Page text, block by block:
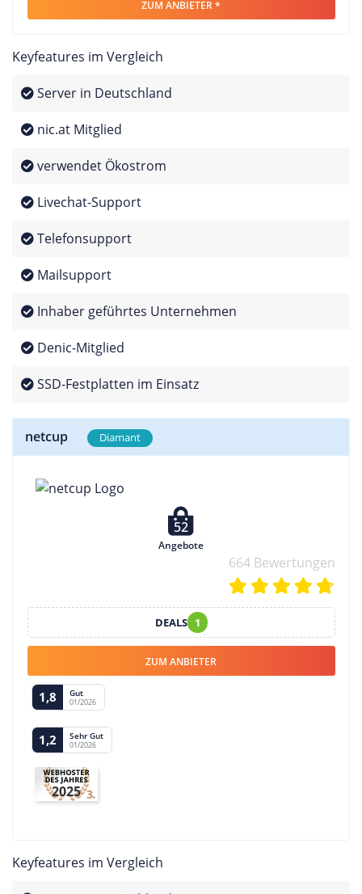
ZUM ANBIETER *
Keyfeatures im Vergleich
Server in Deutschland
nic.at Mitglied
verwendet Ökostrom
Livechat-Support
Telefonsupport
Mailsupport
Inhaber geführtes Unternehmen
Denic-Mitglied
SSD-Festplatten im Einsatz
netcup Diamant
52
Angebote
664 Bewertungen
DEALS 1
ZUM ANBIETER
1,8 Gut
01/2026
1,2 Sehr Gut
01/2026
2025
Keyfeatures im Vergleich